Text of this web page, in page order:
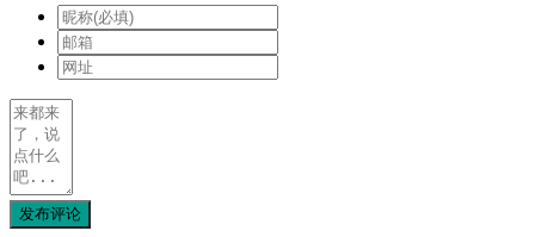
发布评论